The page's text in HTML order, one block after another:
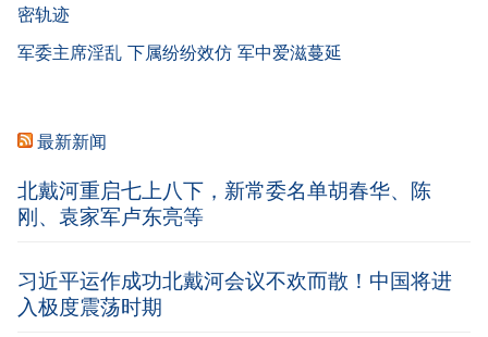
密轨迹
军委主席淫乱 下属纷纷效仿 军中爱滋蔓延
最新新闻
北戴河重启七上八下，新常委名单胡春华、陈
刚、袁家军卢东亮等
习近平运作成功北戴河会议不欢而散！中国将进
入极度震荡时期